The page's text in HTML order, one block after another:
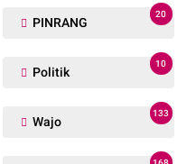
PINRANG
20
Politik
10
Wajo
133